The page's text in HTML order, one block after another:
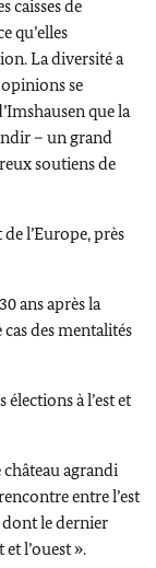
caisses de
qu’elles
La diversité a
se
que la
– un grand
soutiens de
l’Europe, près
ans après la
des mentalités
élections à l’est et
château agrandi
entre l’est
dont le dernier
l’ouest ».